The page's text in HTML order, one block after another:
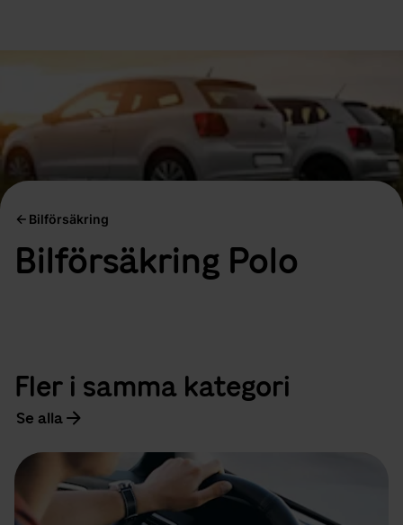
Bilförsäkring
Bilförsäkring Polo
Fler i samma kategori
Se alla